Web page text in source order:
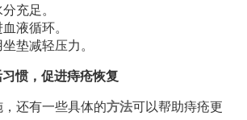
充足。
液循环。
垫减轻压力。
惯，促进痔疮恢复
还有一些具体的方法可以帮助痔疮更